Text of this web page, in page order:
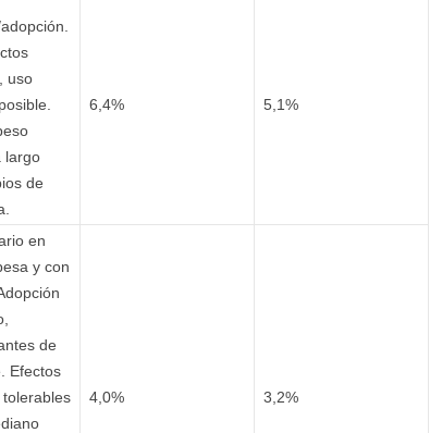
uso
largo
de
6,4% 5,1%
en
y con
de
Efectos
4,0% 3,2%